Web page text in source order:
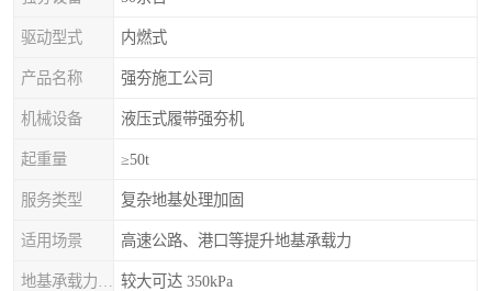
驱动型式 内燃式
产品名称 强夯施工公司
机械设备 液压式履带强夯机
起重量 ≥50t
服务类型 复杂地基处理加固
适用场景 高速公路、港口等提升地基承载力
较大可达 350kPa